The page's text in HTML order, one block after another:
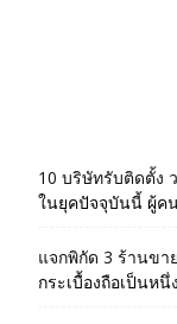
10 บริษัทรับติดตั้ง
ในยุคปัจจุบันนี้ ผู้ค
แจกพิกัด 3 ร้านขา
กระเบื้องถือเป็นห